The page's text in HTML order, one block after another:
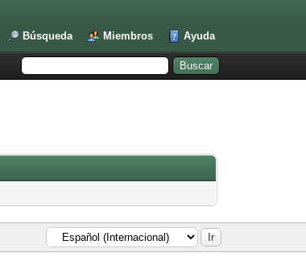
Búsqueda Miembros Ayuda